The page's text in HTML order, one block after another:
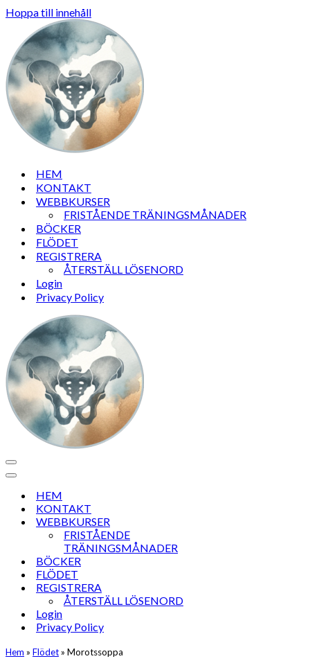
Hoppa till innehåll
HEM
KONTAKT
WEBBKURSER
FRISTÅENDE TRÄNINGSMÅNADER
BÖCKER
FLÖDET
REGISTRERA
ÅTERSTÄLL LÖSENORD
Login
Privacy Policy
Navigeringsmeny
Navigeringsmeny
HEM
KONTAKT
WEBBKURSER
FRISTÅENDE
TRÄNINGSMÅNADER
BÖCKER
FLÖDET
REGISTRERA
ÅTERSTÄLL LÖSENORD
Login
Privacy Policy
Hem » Flödet» Morotssoppa